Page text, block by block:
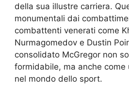
della sua illustre carriera.
monumentali dai
combattenti venerati come
Nurmagomedov e Dustin
consolidato McGregor non
formidabile, ma anche
nel mondo dello sport.